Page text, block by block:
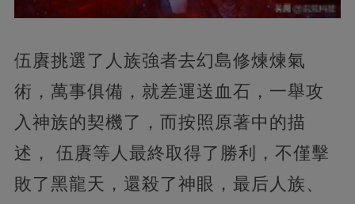
伍賡挑選了人族強者去幻島修煉煉氣
術，萬事俱備，就差運送血石，一舉攻
入神族的契機了，而按照原著中的描
述， 伍賡等人最終取得了勝利，不僅擊
敗了黑龍天，還殺了神眼，最后人族、